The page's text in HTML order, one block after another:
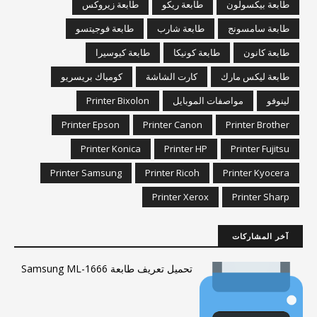
طابعة بيكسولون طابعة ريكو
طابعة زيروكس
طابعة سامسونج
طابعة شارب
طابعة فوجيتسو
طابعة كانون
طابعة كونيكا
طابعة كيوسيرا
طابعة ليكس مارك
كارت الشاشة
كومباك بريسريو
لينوفو
مواصفات الموبايل
Printer Bixolon
Printer Brother
Printer Canon
Printer Epson
Printer Fujitsu
Printer HP
Printer Konica
Printer Kyocera
Printer Ricoh
Printer Samsung
Printer Sharp
Printer Xerox
آخر المشاركات
تحميل تعريف طابعة Samsung ML-1666